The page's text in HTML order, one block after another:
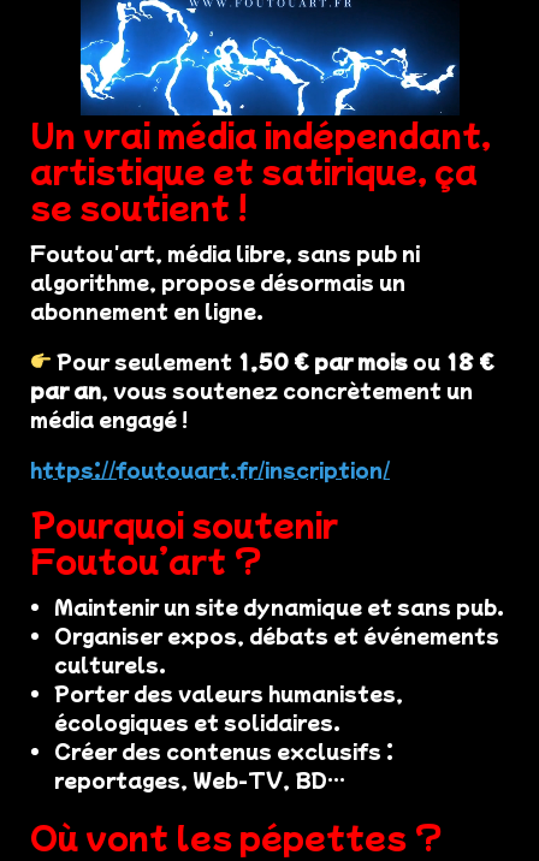
Un vrai média indépendant,
artistique et satirique, ça
se soutient !
Foutou'art, média libre, sans pub ni
algorithme, propose désormais un
abonnement en ligne.
Pour seulement 1,50 € par mois ou 18 €
par an, vous soutenez concrètement un
média engagé !
https://foutouart.fr/inscription/
Pourquoi soutenir
Foutou’art ?
Maintenir un site dynamique et sans pub.
Organiser expos, débats et événements
culturels.
Porter des valeurs humanistes,
écologiques et solidaires.
Créer des contenus exclusifs :
reportages, Web-TV, BD…
Où vont les pépettes ?